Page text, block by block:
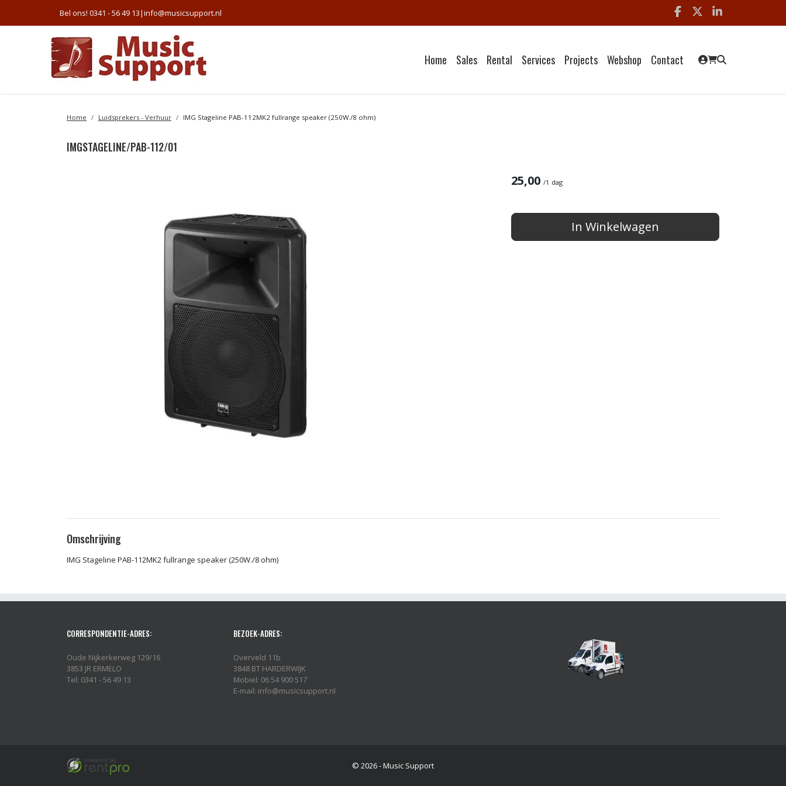
Bel ons! 0341 - 56 49 13|info@musicsupport.nl Facebook
x linkedin
Home Sales Rental Services Projects Webshop Contact
Home Luidsprekers - Verhuur IMG Stageline PAB-112MK2 fullrange speaker (250W./8 ohm)
IMGSTAGELINE/PAB-112/01
25,00 /1 dag
In Winkelwagen
Omschrijving
IMG Stageline PAB-112MK2 fullrange speaker (250W./8 ohm)
CORRESPONDENTIE-ADRES:
Oude Nijkerkerweg 129/16
3853 JR ERMELO
Tel: 0341 - 56 49 13
BEZOEK-ADRES:
Overveld 11b
3848 BT HARDERWIJK
Mobiel: 06 54 900 517
E-mail: info@musicsupport.nl
© 2026 - Music Support